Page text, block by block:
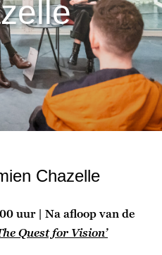
Chazelle
uur | Na afloop van de
Quest for Vision’